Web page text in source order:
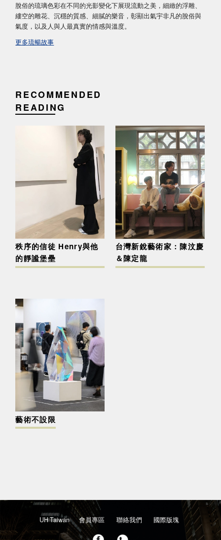
脫俗的琉璃色彩在不同的光影變化下展現流動之美，細緻的浮雕、
縷空的雕花、沉穩的質感、細膩的樂音，彰顯出氣宇非凡的脫俗與
氣度，以及人與人最真實的情感與溫度。
更多琉暢故事
RECOMMENDED
READING
秩序的信徒 Henry與他
的靜謐堡壘
台灣新銳藝術家：陳汶慶
＆陳定龍
藝術不設限
UH Taiwan 會員專區 聯絡我們 國際版塊